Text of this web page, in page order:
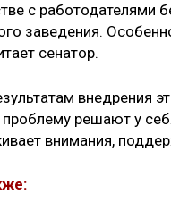
с работодателями
заведения.
сенатор.
внедрения
проблему решают у
внимания,